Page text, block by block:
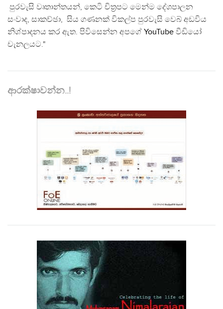
පුරවැසි වෘතාන්තයන්, කෙටි චිත්‍රපට මෙන්ම දේශපාලන
සංවාද, සාකච්ඡා, සිය ගණනක් විකල්ප පුරවැසි වෙබ් අඩවිය
නිශ්පාදනය කර ඇත. පිවිසෙන්න අපගේ YouTube වීඩියෝ
චැනලයට."
ආරක්ෂාවන්න..!